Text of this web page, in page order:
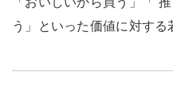
う」といった価値に対する